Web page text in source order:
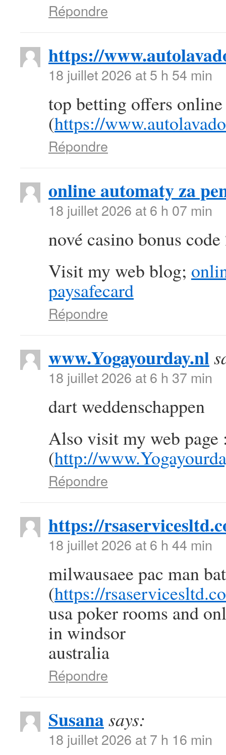
Répondre
https://
18 juillet 2026 at 5 h 54 min
top betting offers online
(https://
Répondre
online automaty za
18 juillet 2026 at 6 h 07 min
nové casino bonus
Visit my web blog;
paysafecard
Répondre
www.Yogayourday.nl
18 juillet 2026 at 6 h 37 min
dart weddenschappen
Also visit my web page
(http://
Répondre
https://
18 juillet 2026 at 6 h 44 min
milwausaee pac man
(https://
usa poker rooms and
in windsor
australia
Répondre
Susanasays:
18 juillet 2026 at 7 h 16 min